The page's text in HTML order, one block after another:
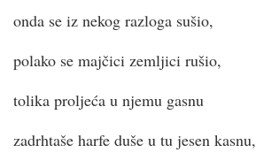
onda se iz nekog razloga sušio,
polako se majčici zemljici rušio,
tolika proljeća u njemu gasnu
zadrhtaše harfe duše u tu jesen kasnu,